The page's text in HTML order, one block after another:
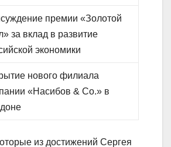
премии «Золотой
за вклад в развитие
экономики
нового филиала
«Насибов & Co.» в
из достижений Сергея